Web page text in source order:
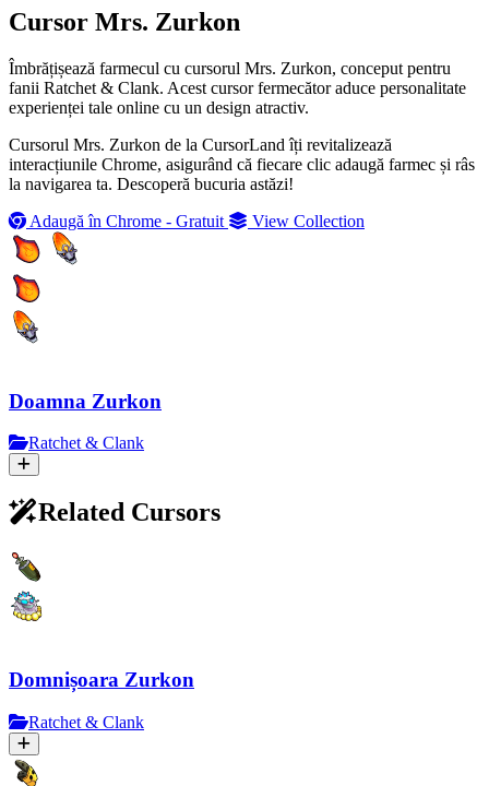
Cursor Mrs. Zurkon
Îmbrățișează farmecul cu cursorul Mrs. Zurkon, conceput pentru
fanii Ratchet & Clank. Acest cursor fermecător aduce personalitate
experienței tale online cu un design atractiv.
Cursorul Mrs. Zurkon de la CursorLand îți revitalizează
interacțiunile Chrome, asigurând că fiecare clic adaugă farmec și râs
la navigarea ta. Descoperă bucuria astăzi!
Adaugă în Chrome - Gratuit
View Collection
Doamna Zurkon
Ratchet & Clank
Related Cursors
Domnișoara Zurkon
Ratchet & Clank